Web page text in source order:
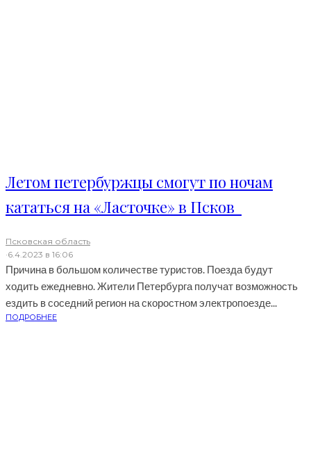
Летом петербуржцы смогут по ночам
кататься на «Ласточке» в Псков
Псковская область
·6.4.2023 в 16:06
Причина в большом количестве туристов. Поезда будут
ходить ежедневно. Жители Петербурга получат возможность
ездить в соседний регион на скоростном электропоезде...
ПОДРОБНЕЕ